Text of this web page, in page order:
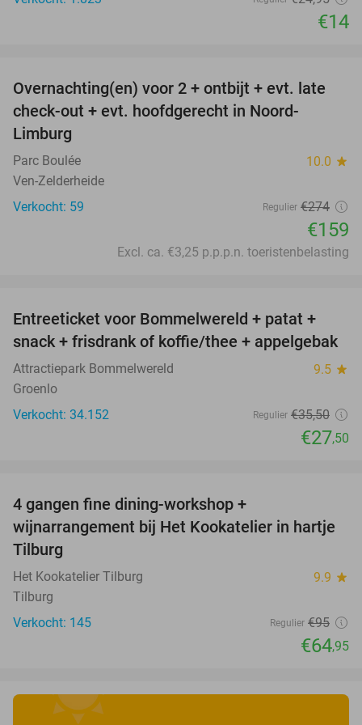
€14
42%
Overnachting(en) voor 2 + ontbijt + evt. late
check-out + evt. hoofdgerecht in Noord-
Limburg
Parc Boulée 10.0 star
Ven-Zelderheide
Verkocht: 59
Regulier €274
€159
Excl. ca. €3,25 p.p.p.n. toeristenbelasting
23%
Entreeticket voor Bommelwereld + patat +
snack + frisdrank of koffie/thee + appelgebak
Attractiepark Bommelwereld 9.5 star
Groenlo
Verkocht: 34.152
Regulier €35,50
€27,50
4 gangen fine dining-workshop +
wijnarrangement bij Het Kookatelier in hartje
Tilburg
Het Kookatelier Tilburg 9.9 star
Tilburg
Verkocht: 145
Regulier €95
€64,95